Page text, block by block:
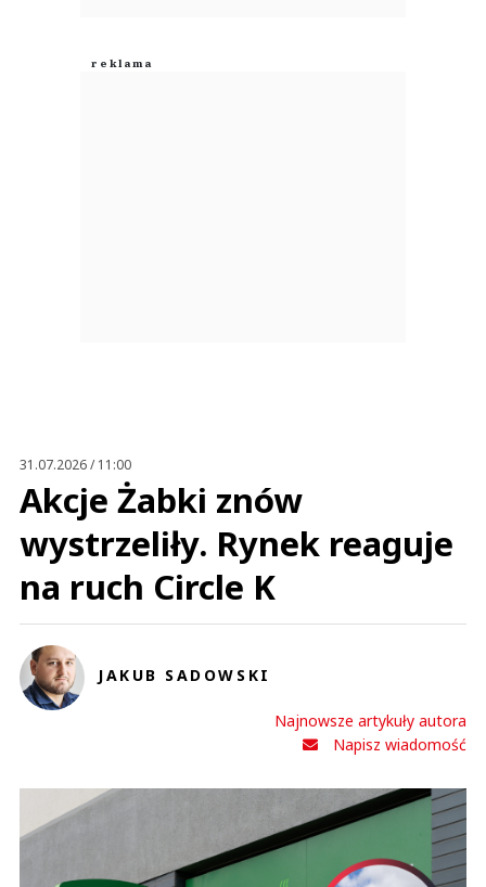
31.07.2026 / 11:00
Akcje Żabki znów
wystrzeliły. Rynek reaguje
na ruch Circle K
JAKUB SADOWSKI
Najnowsze artykuły autora
Napisz wiadomość